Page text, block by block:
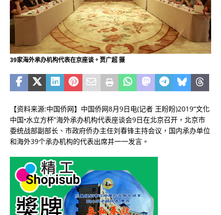
39家海外承办机构代表在京座谈。贾广超 摄
【资料来源:中国侨网】中国侨网8月9日电(记者 王盼盼)2019“文化
中国•水立方杯”海外承办机构代表座谈会9日在北京召开，北京市
委统战部副部长、市政府侨办主任刘春锋主持会议，国内承办单位
和海外39个承办机构的代表出席并一一发言。